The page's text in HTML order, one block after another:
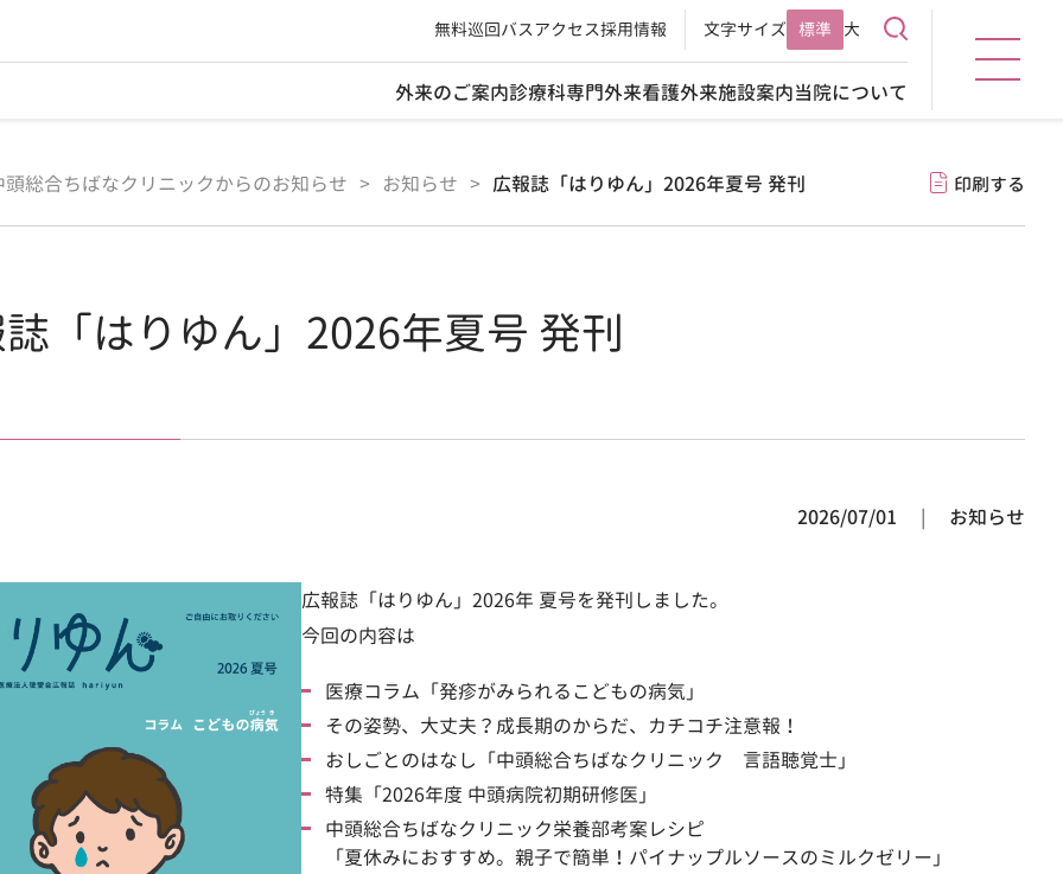
無料巡回バスアクセス採用情報 文字サイズ 標準 大
外来のご案内診療科専門外来看護外来施設案内当院について
頭総合ちばなクリニックからのお知らせ > お知らせ > 広報誌「はりゆん」2026年夏号 発刊 印刷する
「はりゆん」2026年夏号 発刊
2026/07/01 お知らせ
広報誌「はりゆん」2026年 夏号を発刊しました。
今回の内容は
医療コラム「発疹がみられるこどもの病気」
その姿勢、大丈夫？成長期のからだ、カチコチ注意報！
おしごとのはなし「中頭総合ちばなクリニック 言語聴覚士」
特集「2026年度 中頭病院初期研修医」
中頭総合ちばなクリニック栄養部考案レシピ
「夏休みにおすすめ。親子で簡単！パイナップルソースのミルクゼリー」